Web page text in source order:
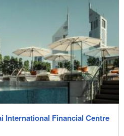
International Financial Centre